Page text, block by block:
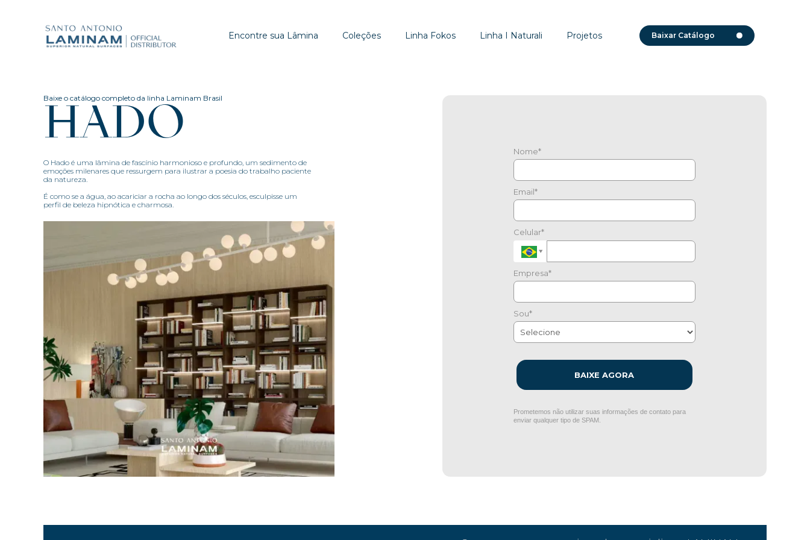
Encontre sua Lâmina Coleções Linha Fokos Linha I Naturali Projetos Baixar Catálogo
Baixe o catálogo completo da linha Laminam Brasil
HADO
O Hado é uma lâmina de fascínio harmonioso e profundo, um sedimento de
emoções milenares que ressurgem para ilustrar a poesia do trabalho paciente
da natureza.
É como se a água, ao acariciar a rocha ao longo dos séculos, esculpisse um
perfil de beleza hipnótica e charmosa.
Nome*
Email*
Celular*
Empresa*
Sou*
BAIXE AGORA
Prometemos não utilizar suas informações de contato para
enviar qualquer tipo de SPAM.